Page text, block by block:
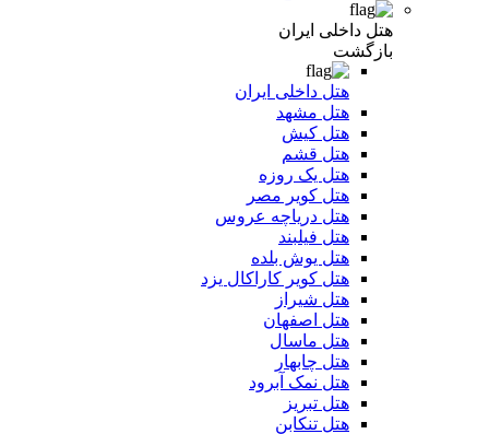
هتل داخلی ایران
بازگشت
هتل داخلی ایران
هتل مشهد
هتل کیش
هتل قشم
هتل یک روزه
هتل کویر مصر
هتل دریاچه عروس
هتل فیلبند
هتل یوش بلده
هتل کویر کاراکال یزد
هتل شیراز
هتل اصفهان
هتل ماسال
هتل چابهار
هتل نمک آبرود
هتل تبریز
هتل تنکابن